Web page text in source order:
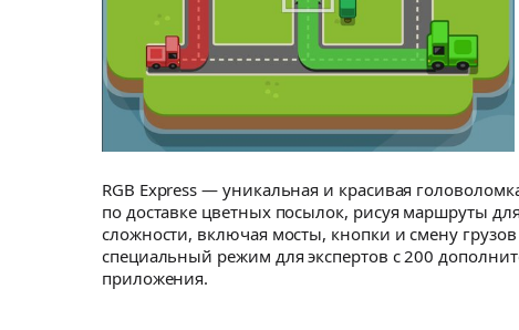
RGB Express — уникальная и красивая
по доставке цветных посылок, рисуя маршруты
сложности, включая мосты, кнопки и смену
специальный режим для экспертов с 200
приложения.